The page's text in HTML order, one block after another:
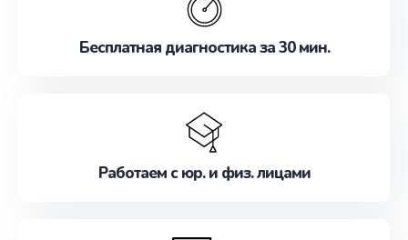
Бесплатная диагностика за 30 мин.
Работаем с юр. и физ. лицами